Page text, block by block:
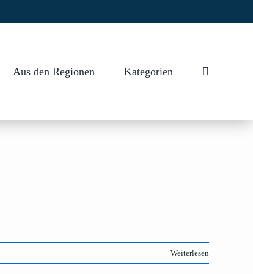
Aus den Regionen Kategorien
Weiterlesen